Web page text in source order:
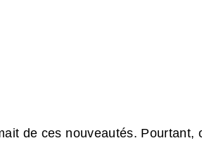
de ces nouveautés. Pourtant,